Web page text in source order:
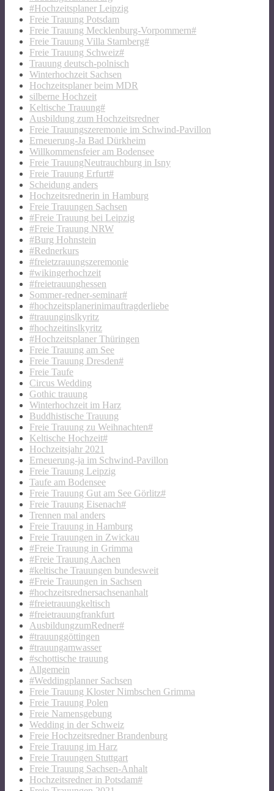
#Hochzeitsplaner Leipzig
Freie Trauung Potsdam
Freie Trauung Mecklenburg-Vorpommern#
Freie Trauung Villa Starnberg#
Freie Trauung Schweiz#
Trauung deutsch-polnisch
Winterhochzeit Sachsen
Hochzeitsplaner beim MDR
silberne Hochzeit
Keltische Trauung#
Ausbildung zum Hochzeitsredner
Freie Trauungszeremonie im Schwind-Pavillon
Erneuerung-Ja Bad Dürkheim
Willkommensfeier am Bodensee
Freie TrauungNeutrauchburg in Isny
Freie Trauung Erfurt#
Scheidung anders
Hochzeitsrednerin in Hamburg
Freie Trauungen Sachsen
#Freie Trauung bei Leipzig
#Freie Trauung NRW
#Burg Hohnstein
#Rednerkurs
#freietzrauungszeremonie
#wikingerhochzeit
#freietrauunghessen
Sommer-redner-seminar#
#hochzeitsplanerinimauftragderliebe
#trauunginslkyritz
#hochzeitinslkyritz
#Hochzeitsplaner Thüringen
Freie Trauung am See
Freie Trauung Dresden#
Freie Taufe
Circus Wedding
Gothic trauung
Winterhochzeit im Harz
Buddhistische Trauung
Freie Trauung zu Weihnachten#
Keltische Hochzeit#
Hochzeitsjahr 2021
Erneuerung-ja im Schwind-Pavillon
Freie Trauung Leipzig
Taufe am Bodensee
Freie Trauung Gut am See Görlitz#
Freie Trauung Eisenach#
Trennen mal anders
Freie Trauung in Hamburg
Freie Trauungen in Zwickau
#Freie Trauung in Grimma
#Freie Trauung Aachen
#keltische Trauungen bundesweit
#Freie Trauungen in Sachsen
#hochzeitsrednersachsenanhalt
#freietrauungkeltisch
#freietrauungfrankfurt
AusbildungzumRedner#
#trauunggöttingen
#trauungamwasser
#schottische trauung
Allgemein
#Weddingplanner Sachsen
Freie Trauung Kloster Nimbschen Grimma
Freie Trauung Polen
Freie Namensgebung
Wedding in der Schweiz
Freie Hochzeitsredner Brandenburg
Freie Trauung im Harz
Freie Trauungen Stuttgart
Freie Trauung Sachsen-Anhalt
Hochzeitsredner in Potsdam#